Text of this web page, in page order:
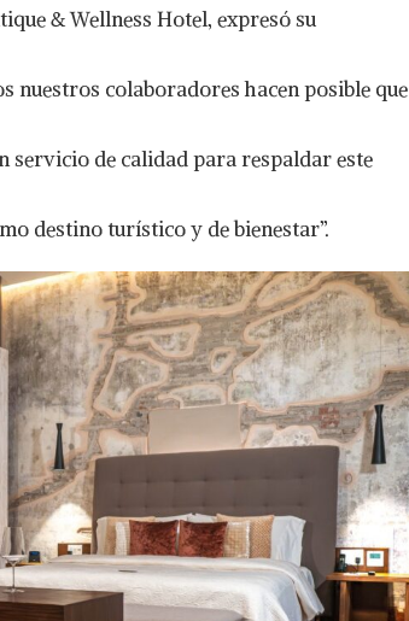
& Wellness Hotel, expresó su
nuestros colaboradores hacen posible que
de calidad para respaldar este
destino turístico y de bienestar”.